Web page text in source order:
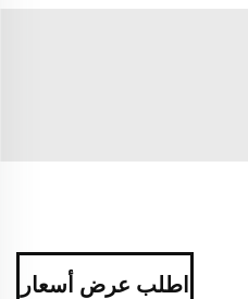
اطلب عرض أسعار